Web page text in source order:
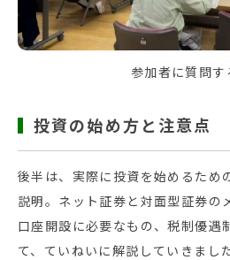
参加者に質問す
投資の始め方と注意点
後半は、実際に投資を始めるため
説明。ネット証券と対面型証券の
口座開設に必要なもの、税制優
て、ていねいに解説していきました